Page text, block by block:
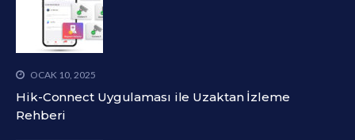
OCAK 10, 2025
Hik-Connect Uygulaması ile Uzaktan İzleme
Rehberi